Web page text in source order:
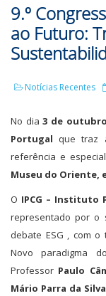
9.º
ao Futuro:
Notícias Recentes
No dia3 de
Portugal que traz
referência e
Museu do Oriente,
O IPCG – Instituto
representado por o
debate ESG , com o
Novo paradigma
Professor Paulo
Mário Parra da Silva